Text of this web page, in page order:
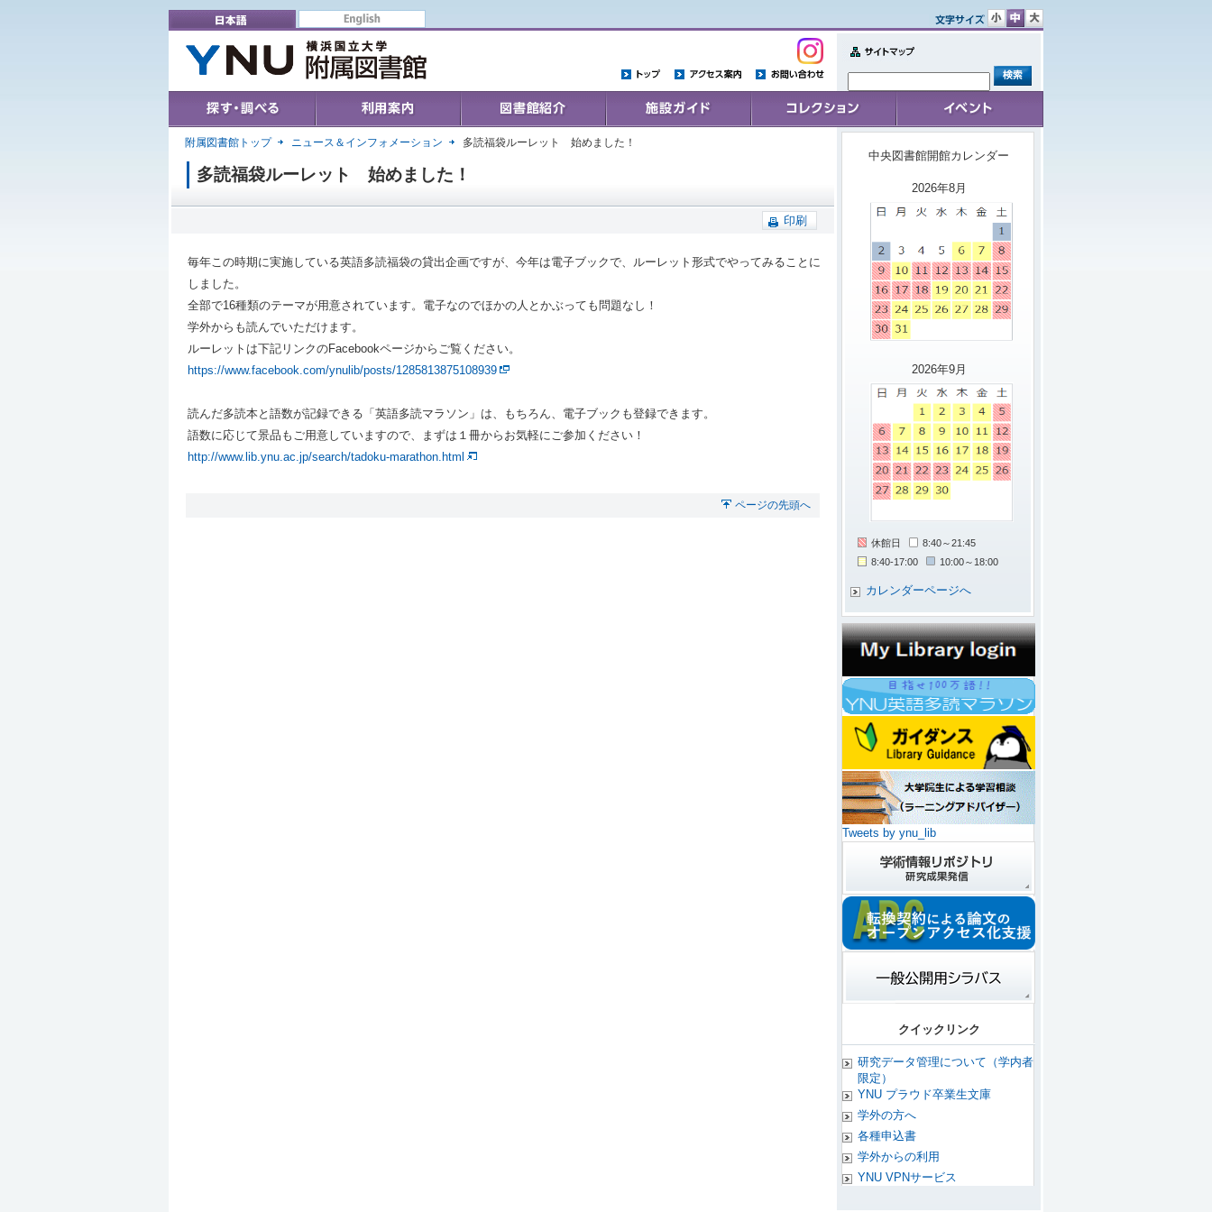
English
文
サ
イ
文
サ
イ
文
サ
イ
トップ
アクセス案内 お問い合わせ
Search & Find Collections 施設ガイド イベント
附属図書館トップ ニュース＆インフォメーション 多読福袋ルーレット 始めました！
多読福袋ルーレット 始めました！
印刷
毎年この時期に実施している英語多読福袋の貸出企画ですが、今年は電子ブックで、ルーレット形式でやってみることに
しました。
全部で16種類のテーマが用意されています。電子なのでほかの人とかぶっても問題なし！
学外からも読んでいただけます。
ルーレットは下記リンクのFacebookページからご覧ください。
https://www.facebook.com/ynulib/posts/1285813875108939
読んだ多読本と語数が記録できる「英語多読マラソン」は、もちろん、電子ブックも登録できます。
語数に応じて景品もご用意していますので、まずは１冊からお気軽にご参加ください！
http://www.lib.ynu.ac.jp/search/tadoku-marathon.html
ページの先頭へ
中央図書館開館カレンダー
2026年8月
2026年9月
休館日
8:40～21:45
8:40-17:00
10:00～18:00
カレンダーページへ
Tweets by ynu_lib
クイックリンク
研究データ管理について（学内者
限定）
YNU プラウド卒業生文庫
学外の方へ
各種申込書
学外からの利用
YNU VPNサービス